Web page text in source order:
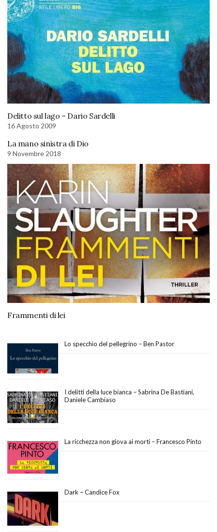
Delitto sul lago – Dario Sardelli
16 Agosto 2009
La mano sinistra di Dio
9 Novembre 2018
Frammenti di lei
Lo specchio del pellegrino – Ben Pastor
I delitti della luce bianca – Sabrina De Bastiani,
Daniele Cambiaso
La ricchezza non giova ai morti – Francesco Pinto
Dark – Candice Fox